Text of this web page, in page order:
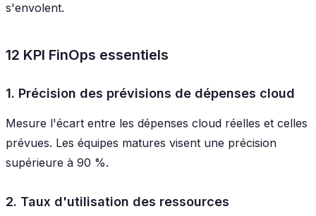
s'envolent.
12 KPI FinOps essentiels
1. Précision des prévisions de dépenses cloud
Mesure l'écart entre les dépenses cloud réelles et celles
prévues. Les équipes matures visent une précision
supérieure à 90 %.
2. Taux d'utilisation des ressources